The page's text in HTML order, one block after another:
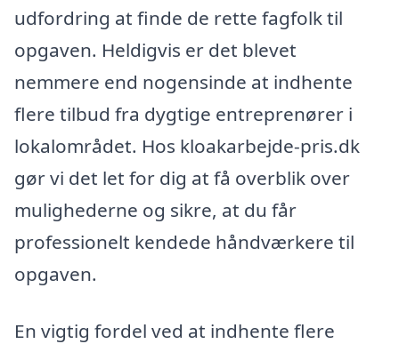
udfordring at finde de rette fagfolk til
opgaven. Heldigvis er det blevet
nemmere end nogensinde at indhente
flere tilbud fra dygtige entreprenører i
lokalområdet. Hos kloakarbejde-pris.dk
gør vi det let for dig at få overblik over
mulighederne og sikre, at du får
professionelt kendede håndværkere til
opgaven.
En vigtig fordel ved at indhente flere